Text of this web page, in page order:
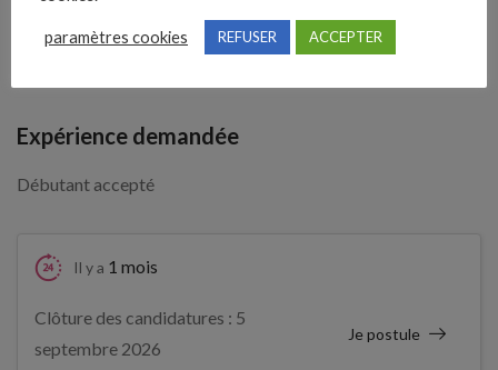
sur-mesure des résidents
– CSE : Chèques Vacances, Cadhoc, réductions (cinéma,
Expérience demandée
Débutant accepté
Il y a 1 mois
Clôture des candidatures : 5
septembre 2026
Je postule
paramètres cookies REFUSER ACCEPTER